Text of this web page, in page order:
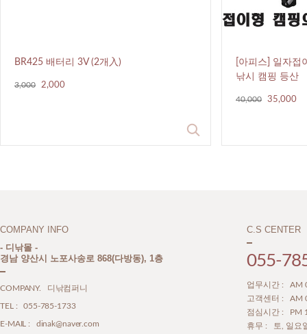
BR425 배터리 3V (2개入)
3,000 2,000
[아피스] 일자접
낚시 캠핑 등산
40,000 35,000
COMPANY INFO
- 디낚몰 -
경남 양산시 노포사송로 868(다방동), 1층
COMPANY. 디낚컴퍼니
TEL : 055-785-1733
E-MAIL : dinak@naver.com
C.S CENTER
055-
업무시간 : AM
고객센터 : AM
점심시간 : PM
휴무 : 토, 일요